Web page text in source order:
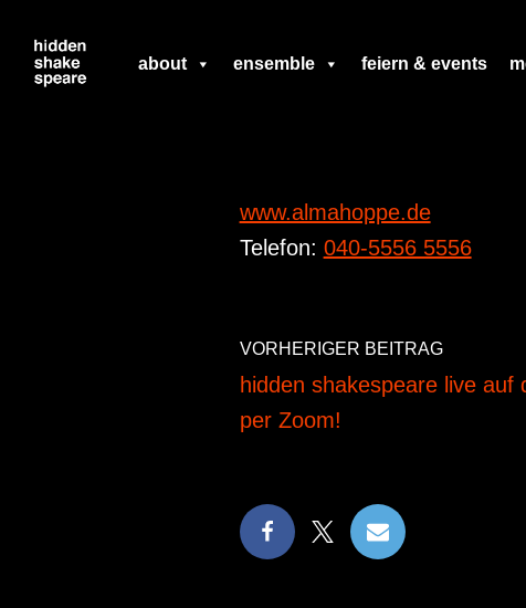
Zum
about ensemble feiern & events
www.almahoppe.de
Telefon: 040-5556 5556
VORHERIGER BEITRAG
hidden shakespeare live auf
per Zoom!